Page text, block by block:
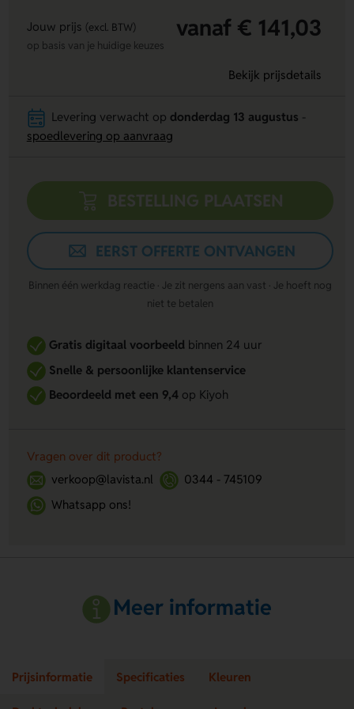
Jouw prijs (excl. BTW) vanaf € 141,03
op basis van je huidige keuzes
Bekijk prijsdetails
Levering verwacht op donderdag 13 augustus
spoedlevering op aanvraag
BESTELLING PLAATSEN
EERST OFFERTE ONTVANGEN
Binnen één werkdag reactie · Je zit nergens aan vast · Je hoeft nog
niet te betalen
Gratis digitaal voorbeeldbinnen 24 uur
Snelle & persoonlijke klantenservice
Beoordeeld met een 9,4op Kiyoh
Vragen over dit product?
verkoop@lavista.nl
0344 - 745109
Whatsapp ons!
Meer informatie
Prijsinformatie Specificaties Kleuren